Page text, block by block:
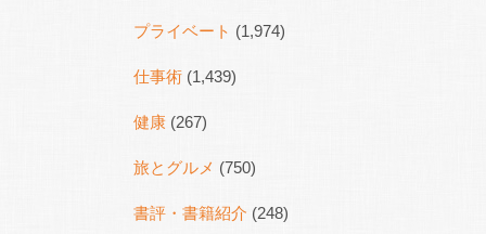
プライベート (1,974)
仕事術(1,439)
健康(267)
旅とグルメ (750)
書評・書籍紹介 (248)